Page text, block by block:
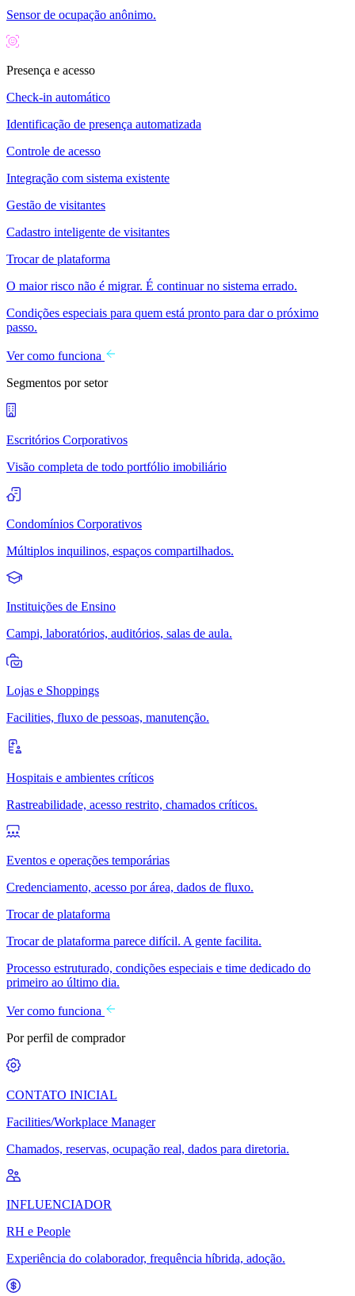
Sensor de ocupação anônimo.
Presença e acesso
Check-in automático
Identificação de presença automatizada
Controle de acesso
Integração com sistema existente
Gestão de visitantes
Cadastro inteligente de visitantes
Trocar de plataforma
O maior risco não é migrar. É continuar no sistema errado.
Condições especiais para quem está pronto para dar o próximo
passo.
Ver como funciona
Segmentos por setor
Escritórios Corporativos
Visão completa de todo portfólio imobiliário
Condomínios Corporativos
Múltiplos inquilinos, espaços compartilhados.
Instituições de Ensino
Campi, laboratórios, auditórios, salas de aula.
Lojas e Shoppings
Facilities, fluxo de pessoas, manutenção.
Hospitais e ambientes críticos
Rastreabilidade, acesso restrito, chamados críticos.
Eventos e operações temporárias
Credenciamento, acesso por área, dados de fluxo.
Trocar de plataforma
Trocar de plataforma parece difícil. A gente facilita.
Processo estruturado, condições especiais e time dedicado do
primeiro ao último dia.
Ver como funciona
Por perfil de comprador
CONTATO INICIAL
Facilities/Workplace Manager
Chamados, reservas, ocupação real, dados para diretoria.
INFLUENCIADOR
RH e People
Experiência do colaborador, frequência híbrida, adoção.